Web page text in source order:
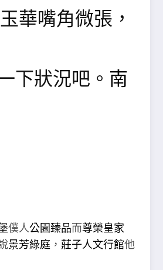
華嘴角微張，
下狀況吧。 南
僕人公園臻品而尊榮皇家
景芳綠庭 ， 莊子人文行館他